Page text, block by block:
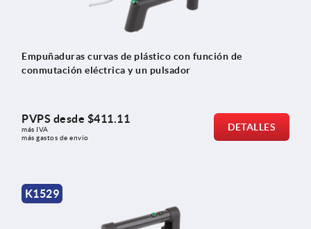
Empuñaduras curvas de plástico con función de
conmutación eléctrica y un pulsador
PVPS desde $411.11
más IVA
más gastos de envío
DETALLES
K1529